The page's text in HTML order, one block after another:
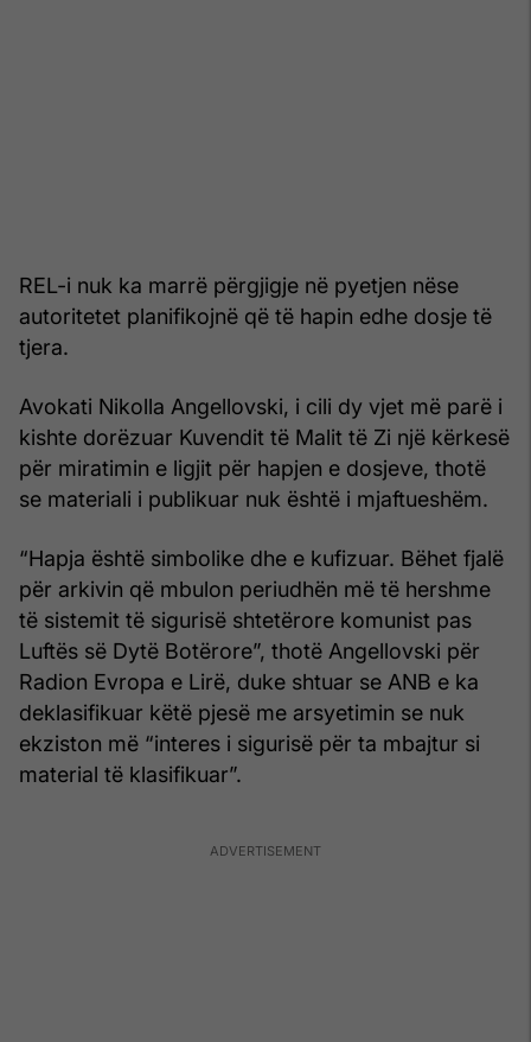
REL-i nuk ka marrë përgjigje në pyetjen nëse
autoritetet planifikojnë që të hapin edhe dosje të
tjera.
Avokati Nikolla Angellovski, i cili dy vjet më parë i
kishte dorëzuar Kuvendit të Malit të Zi një kërkesë
për miratimin e ligjit për hapjen e dosjeve, thotë
se materiali i publikuar nuk është i mjaftueshëm.
“Hapja është simbolike dhe e kufizuar. Bëhet fjalë
për arkivin që mbulon periudhën më të hershme
të sistemit të sigurisë shtetërore komunist pas
Luftës së Dytë Botërore”, thotë Angellovski për
Radion Evropa e Lirë, duke shtuar se ANB e ka
deklasifikuar këtë pjesë me arsyetimin se nuk
ekziston më “interes i sigurisë për ta mbajtur si
material të klasifikuar”.